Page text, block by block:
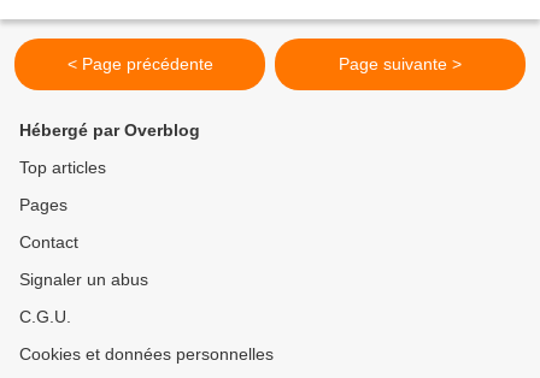
< Page précédente Page suivante >
Hébergé par Overblog
Top articles
Pages
Contact
Signaler un abus
C.G.U.
Cookies et données personnelles